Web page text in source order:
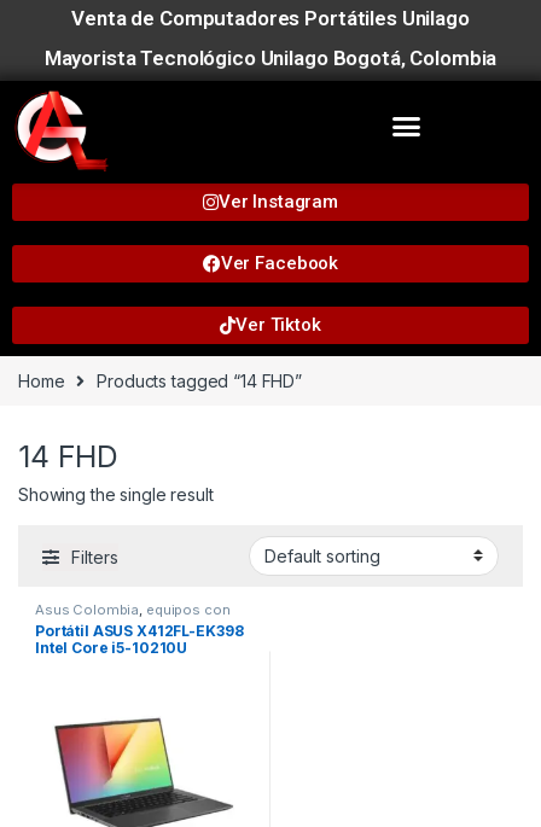
Venta de Computadores Portátiles Unilago
Mayorista Tecnológico Unilago Bogotá, Colombia
Ver Instagram
Ver Facebook
Ver Tiktok
Home Products tagged “14 FHD”
14 FHD
Showing the single result
Filters
Asus Colombia equipos con
Windows 10 Pro
Portátil ASUS X412FL-EK398
Intel Core i5-10210U